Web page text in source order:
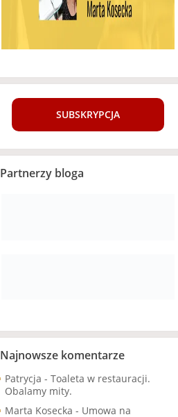
SUBSKRYPCJA
Partnerzy bloga
Najnowsze komentarze
Patrycja - Toaleta w restauracji.
Obalamy mity.
Marta Kosecka - Umowa na